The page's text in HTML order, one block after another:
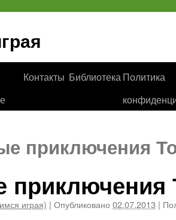
Контакты Библиотека Политика
приключения
играя) | Опубликовано 02.07.2013 |